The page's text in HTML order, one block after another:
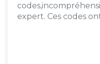
expert. Ces codes